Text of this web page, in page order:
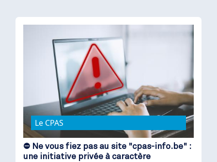
Le CPAS
⛔ Ne vous fiez pas au site "cpas-info.be" :
une initiative privée à caractère